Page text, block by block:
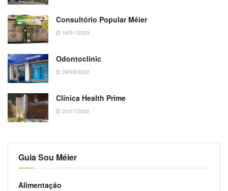
Consultório Popular Méier
16/01/2023
Odontoclinic
09/08/2022
Clínica Health Prime
20/07/2022
Guia Sou Méier
Alimentação